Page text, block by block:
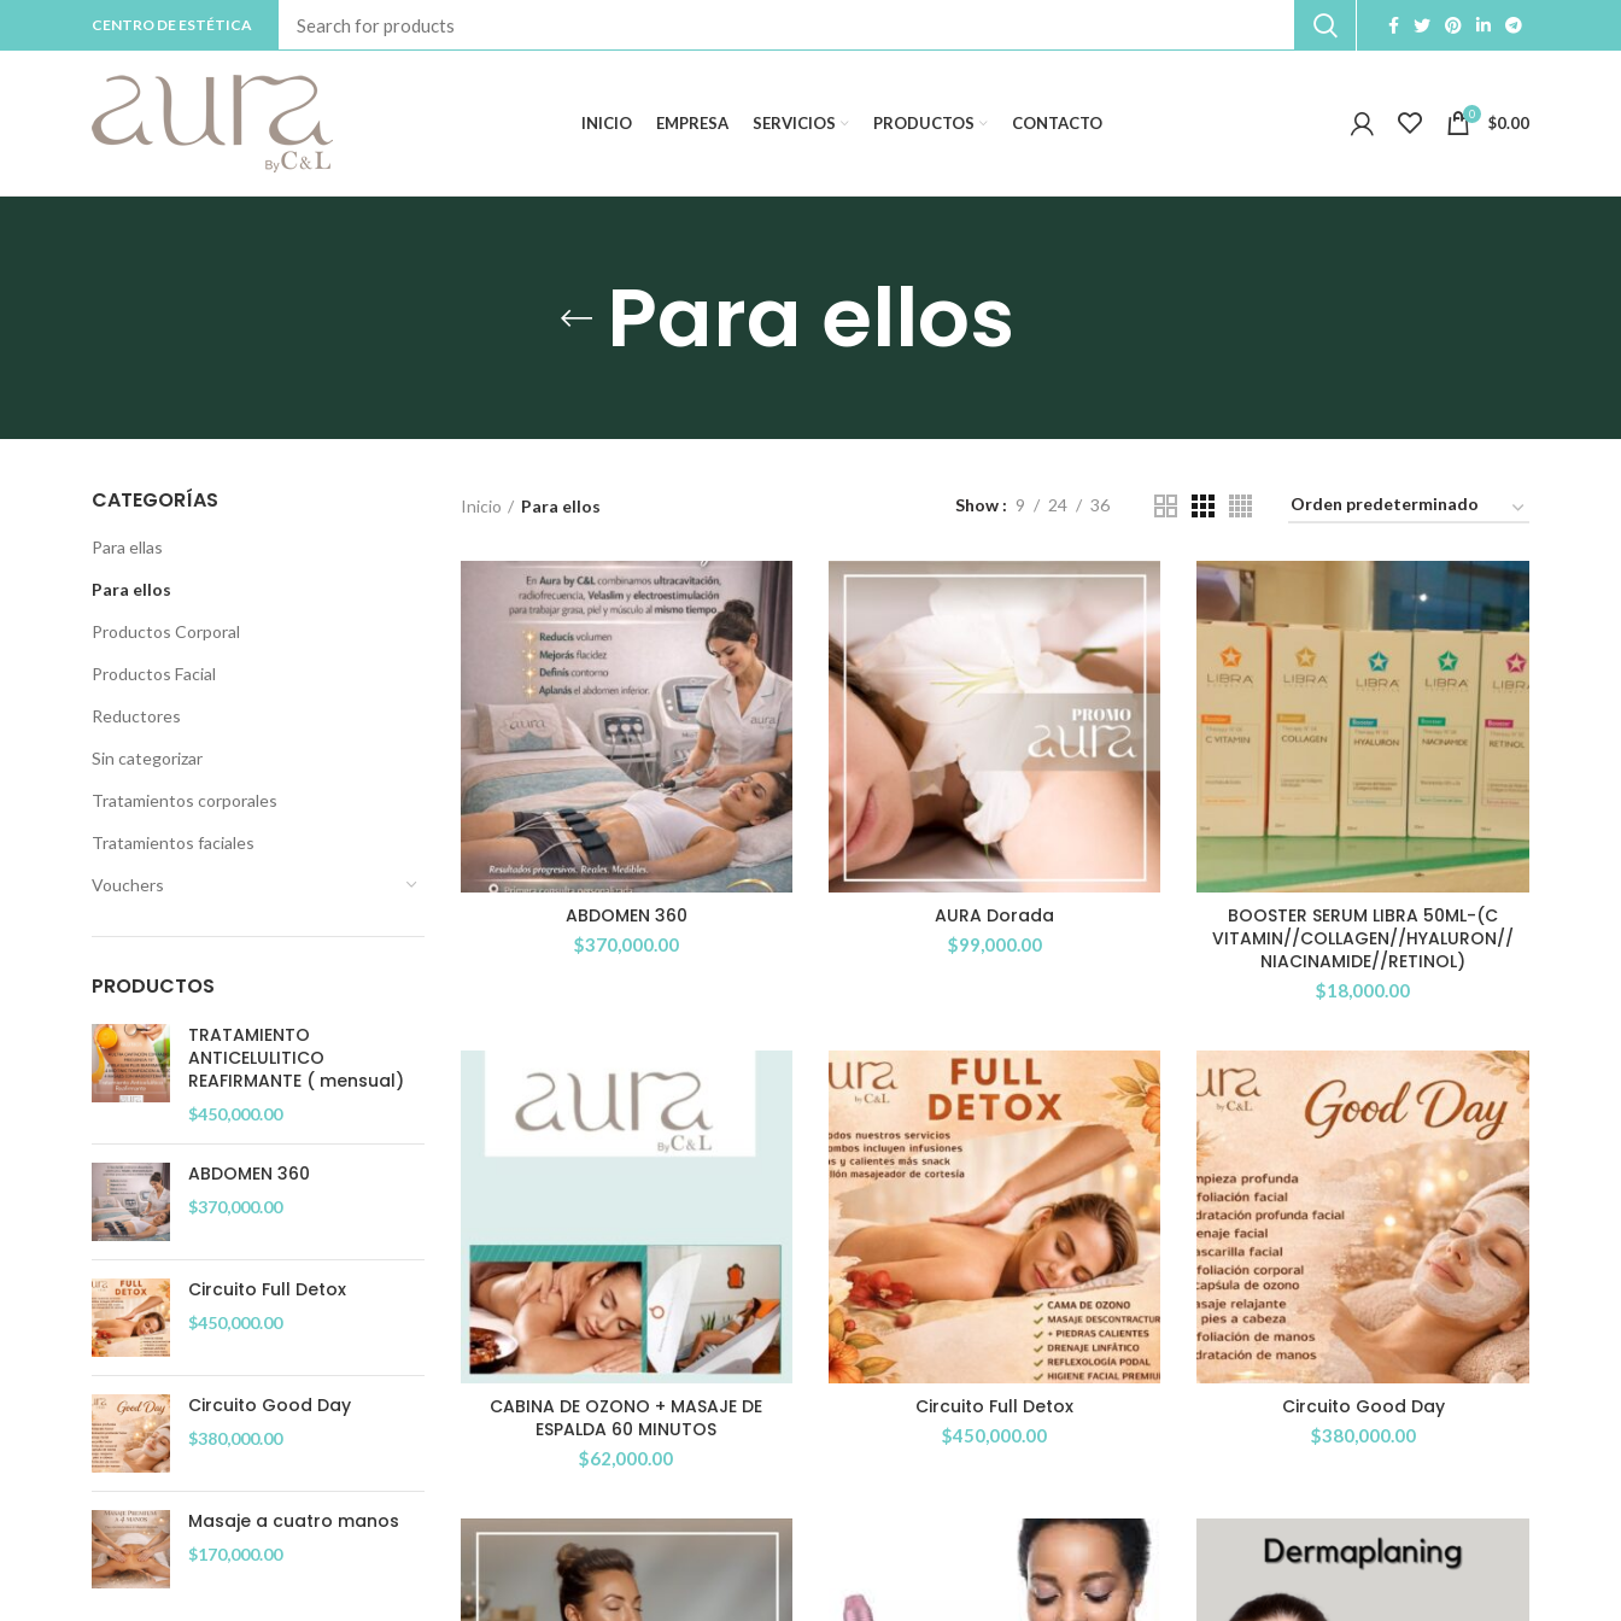
CENTRO DE ESTÉTICA
INICIO EMPRESA SERVICIOS PRODUCTOS CONTACTO 0 $0.00
Para ellos
CATEGORÍAS
Para ellas
Para ellos
Productos Corporal
Productos Facial
Reductores
Sin categorizar
Tratamientos corporales
Tratamientos faciales
Vouchers
PRODUCTOS
TRATAMIENTO
ANTICELULITICO
REAFIRMANTE ( mensual)
$450,000.00
ABDOMEN 360
$370,000.00
Circuito Full Detox
$450,000.00
Circuito Good Day
$380,000.00
Masaje a cuatro manos
$170,000.00
Inicio Para ellos Show 9 24 36
ABDOMEN 360
$370,000.00
AURA Dorada
$99,000.00
BOOSTER SERUM LIBRA 50ML-(C
VITAMIN//COLLAGEN//HYALURON//
NIACINAMIDE//RETINOL)
$18,000.00
CABINA DE OZONO + MASAJE DE
ESPALDA 60 MINUTOS
$62,000.00
Circuito Full Detox
$450,000.00
Circuito Good Day
$380,000.00